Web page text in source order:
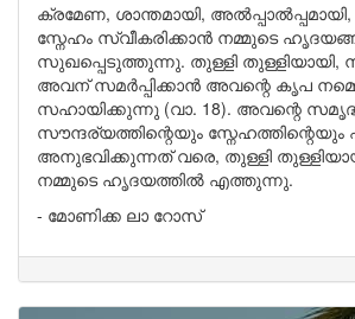
ക്രമേണ, ശാന്തമായി,
സ്നേഹം സ്വീകരിക്കാൻ നമ്മുടെ
സുഖപ്പെടുത്തുന്നു. തുള്ളി തുള്ളിയായി,
അവന് സമർപ്പിക്കാൻ അവന്റെ കൃപ
സഹായിക്കുന്നു (വാ. 18). അവന്റെ
സൗന്ദര്യത്തിന്റെയും സ്നേഹത്തിന്റെയും
അനുഭവിക്കുന്നത് വരെ, തുള്ളി
നമ്മുടെ ഹൃദയത്തിൽ എത്തുന്നു.
- മോണിക്ക ലാ റോസ്